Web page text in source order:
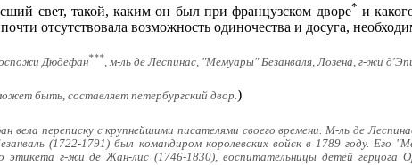
свет, такой, каким он был при французском дворе* и
отсутствовала возможность одиночества и досуга,
Дюдефан***, м-ль де Леспинас, "Мемуары" Безанваля, Лозена, г-жи
быть, составляет петербургский двор.)
вела переписку с крупнейшими писателями своего времени. М-ль де
(1722-1791) был командиром королевских войск в 1789 году.
этикета г-жи де Жан-лис (1746-1830), воспитательницы детей герцога